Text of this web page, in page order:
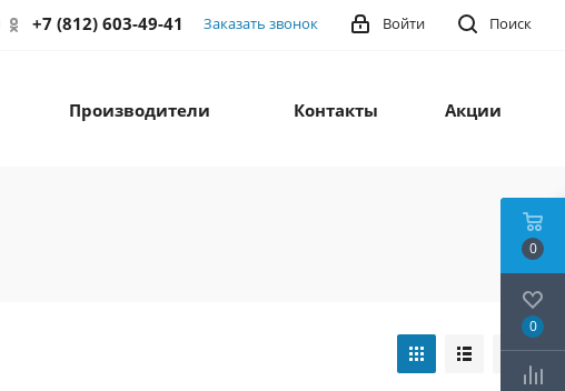
Поиск
Войти
+7 (812) 603-49-41 Заказать звонок
Производители Контакты Акции
0
0